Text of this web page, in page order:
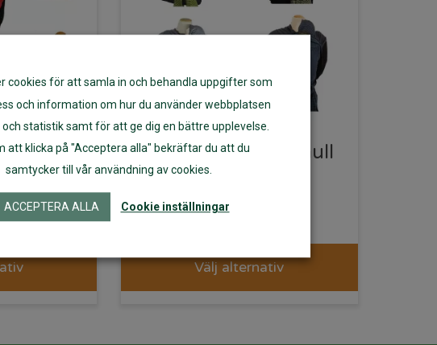
av
5,5
kr
Bärsjal av ekobomull
4,7 m randig
475kr
Välj alternativ
cookies för att samla in och behandla uppgifter som
och information om hur du använder webbplatsen
statistik samt för att ge dig en bättre upplevelse.
att klicka på "Acceptera alla" bekräftar du att du
samtycker till vår användning av cookies.
ACCEPTERA ALLA Cookie inställningar